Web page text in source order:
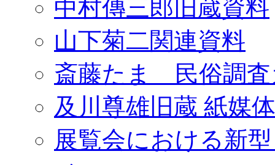
中村傳三郎旧蔵資料
山下菊二関連資料
斎藤たま 民俗調査
及川尊雄旧蔵 紙媒
展覧会における新